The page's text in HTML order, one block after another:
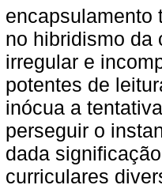
encapsulamento
no hibridismo da
irregular e
potentes de
inócua a
perseguir o
dada
curriculares